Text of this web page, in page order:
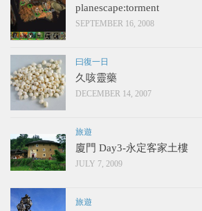
planescape:torment
SEPTEMBER 16, 2008
曰復一日
久咳靈藥
DECEMBER 14, 2007
旅遊
廈門 Day3-永定客家土樓
JULY 7, 2009
旅遊